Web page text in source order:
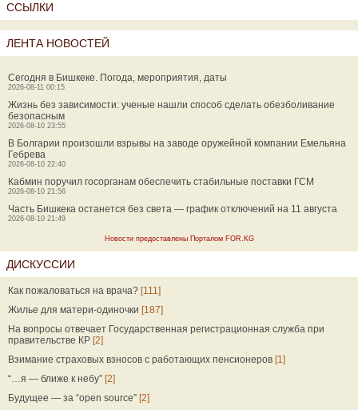
ССЫЛКИ
ЛЕНТА НОВОСТЕЙ
Сегодня в Бишкеке. Погода, мероприятия, даты
2026-08-11 00:15
Жизнь без зависимости: ученые нашли способ сделать обезболивание
безопасным
2026-08-10 23:55
В Болгарии произошли взрывы на заводе оружейной компании Емельяна
Гебрева
2026-08-10 22:40
Кабмин поручил госорганам обеспечить стабильные поставки ГСМ
2026-08-10 21:56
Часть Бишкека останется без света — график отключений на 11 августа
2026-08-10 21:49
Новости предоставлены Порталом FOR.KG
ДИСКУССИИ
Как пожаловаться на врача? [111]
Жилье для матери-одиночки [187]
На вопросы отвечает Государственная регистрационная служба при
правительстве КР [2]
Взимание страховых взносов с работающих пенсионеров [1]
“…я — ближе к небу” [2]
Будущее — за “open source” [2]